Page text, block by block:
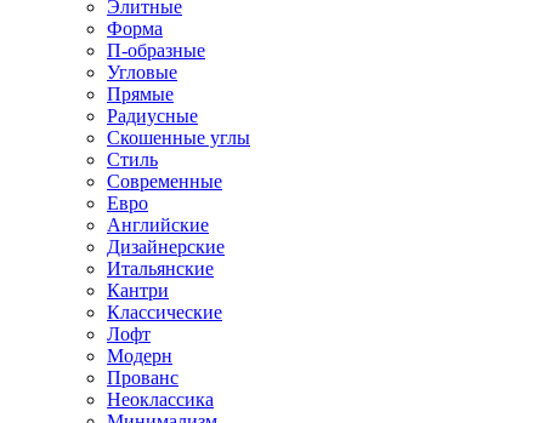
Элитные
Форма
П-образные
Угловые
Прямые
Радиусные
Скошенные углы
Стиль
Современные
Евро
Английские
Дизайнерские
Итальянские
Кантри
Классические
Лофт
Модерн
Прованс
Неоклассика